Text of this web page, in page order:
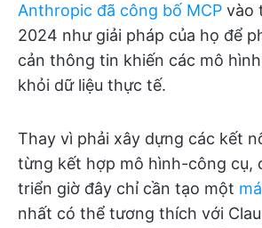
Anthropic đã công bố MCP vào
2024 như giải pháp của họ để
cản thông tin khiến các mô
khỏi dữ liệu thực tế.
Thay vì phải xây dựng các kết
từng kết hợp mô hình-công cụ,
triển giờ đây chỉ cần tạo một
nhất có thể tương thích với